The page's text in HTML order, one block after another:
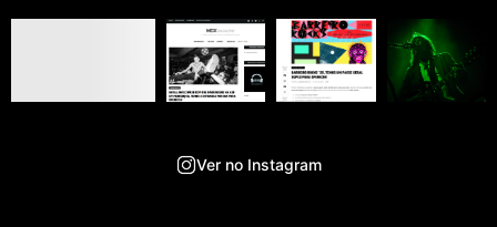
Ver no Instagram